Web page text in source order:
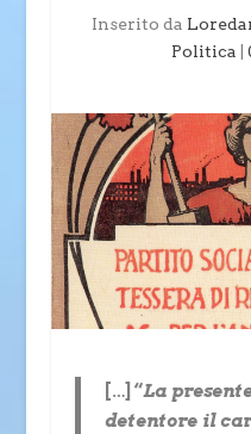
Inserito da
Politica
|
[…] “La
detentore il